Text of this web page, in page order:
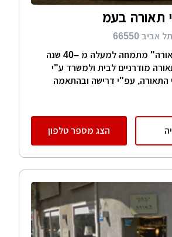
תאורה בעמ
"רנאור עיצובי תאורה" מתמחה למעלה מ –40 שנה
מודרניים לבית ולמשרד ע"י
התאורה, עפ"י דרישה ובהתאמה
הצג מספר טלפון